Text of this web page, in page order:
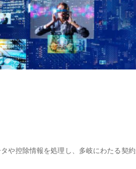
や控除情報を処理し、多岐にわたる契